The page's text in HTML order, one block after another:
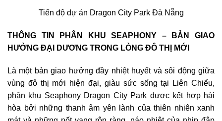
Tiến độ dự án Dragon City Park Đà Nẵng
THÔNG TIN PHÂN KHU SEAPHONY – BẢN GIAO
HƯỞNG ĐẠI DƯƠNG TRONG LÒNG ĐÔ THỊ MỚI
Là một bản giao hưởng đầy nhiệt huyết và sôi động giữa
vùng đô thị mới hiện đại, giàu sức sống tại Liên Chiểu,
phân khu Seaphony Dragon City Park được kết hợp hài
hòa bởi những thanh âm yên lành của thiên nhiên xanh